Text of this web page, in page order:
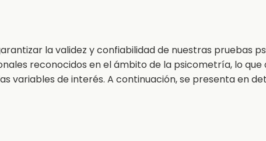
la validez y confiabilidad de nuestras pruebas
reconocidos en el ámbito de la psicometría, lo que
de interés. A continuación, se presenta en